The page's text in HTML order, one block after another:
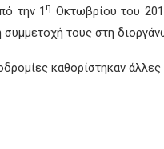
την 1η Οκτωβρίου του
συμμετοχή τους στη
καθορίστηκαν άλλες